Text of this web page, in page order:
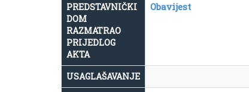
PREDSTAVNIČKI
DOM
RAZMATRAO
PRIJEDLOG
AKTA
Obavijest
USAGLAŠAVANJE